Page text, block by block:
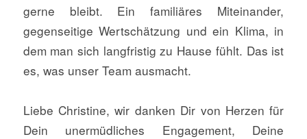
gerne bleibt. Ein familiäres Miteinander,
gegenseitige Wertschätzung und ein Klima, in
dem man sich langfristig zu Hause fühlt. Das ist
es, was unser Team ausmacht.
Liebe Christine, wir danken Dir von Herzen für
Dein unermüdliches Engagement, Deine